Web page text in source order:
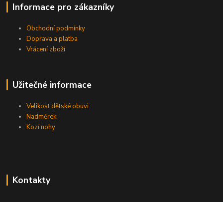
Informace pro zákazníky
Obchodní podmínky
Doprava a platba
Vrácení zboží
Užitečné informace
Velikost dětské obuvi
Nadměrek
Kozí nohy
Kontakty